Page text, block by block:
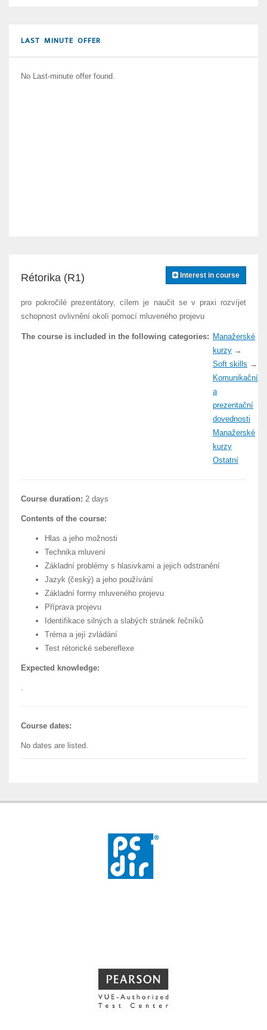
LAST MINUTE OFFER
No Last-minute offer found.
Interest in course
Rétorika (R1)
pro pokročilé prezentátory, cílem je naučit se v praxi rozvíjet
schopnost ovlivnění okolí pomocí mluveného projevu
The course is included in the following categories: Manažerské
kurzy →
Soft skills →
Komunikační
a
prezentační
dovednosti
Manažerské
kurzy
Ostatní
Course duration: 2 days
Contents of the course:
Hlas a jeho možnosti
Technika mluvení
Základní problémy s hlasivkami a jejich odstranění
Jazyk (český) a jeho používání
Základní formy mluveného projevu
Příprava projevu
Identifikace silných a slabých stránek řečníků
Tréma a její zvládání
Test rétorické sebereflexe
Expected knowledge:
.
Course dates:
No dates are listed.